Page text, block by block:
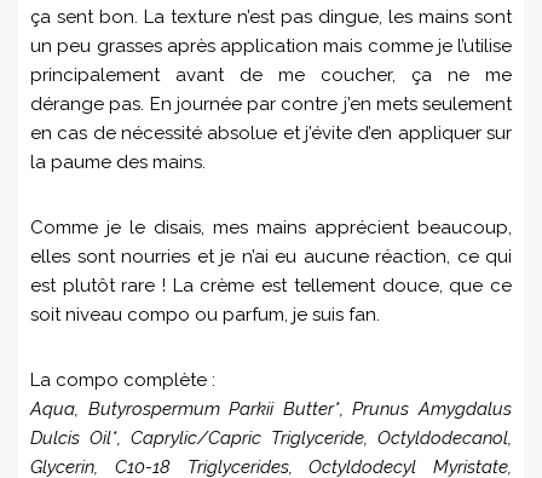
ça sent bon. La texture n’est pas dingue, les mains sont
un peu grasses après application mais comme je l’utilise
principalement avant de me coucher, ça ne me
dérange pas. En journée par contre j’en mets seulement
en cas de nécessité absolue et j’évite d’en appliquer sur
la paume des mains.
Comme je le disais, mes mains apprécient beaucoup,
elles sont nourries et je n’ai eu aucune réaction, ce qui
est plutôt rare ! La crème est tellement douce, que ce
soit niveau compo ou parfum, je suis fan.
La compo complète :
Aqua, Butyrospermum Parkii Butter*, Prunus Amygdalus
Dulcis Oil*, Caprylic/Capric Triglyceride, Octyldodecanol,
Glycerin, C10-18 Triglycerides, Octyldodecyl Myristate,